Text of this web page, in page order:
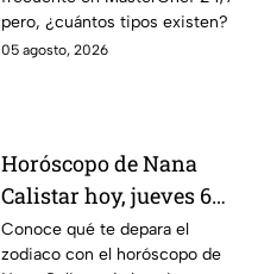
pero, ¿cuántos tipos existen?
05 agosto, 2026
Horóscopo de Nana
Calistar hoy, jueves 6
de agosto: a estos
signos se les abren las
Conoce qué te depara el
zodiaco con el horóscopo de